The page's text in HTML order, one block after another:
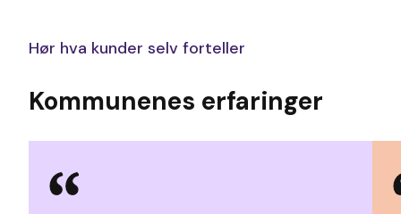
Hør hva kunder selv forteller
Kommunenes erfaringer